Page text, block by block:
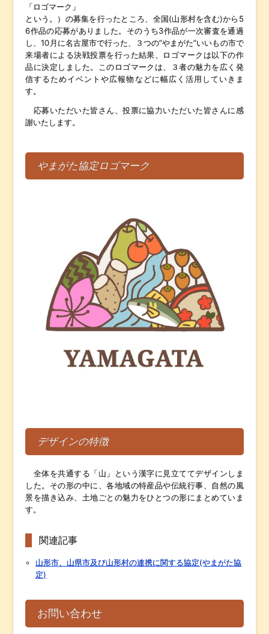
「ロゴマーク」
という。）の募集を行ったところ、全国(山形村を含む)から5
6作品の応募がありました。そのうち3作品が一次審査を通過
し、10月に名古屋市で行った、３つの”やまがた”いいもの市で
来場者による決戦投票を行った結果、ロゴマークは以下の作
品に決定しました。このロゴマークは、３者の魅力を広く発
信するためイベントや広報物などに幅広く活用していきま
す。
応募いただいた皆さん、投票に協力いただいた皆さんに感
謝いたします。
やまがた協定ロゴマーク
デザインの特徴
全体を共通する「山」という漢字に見立ててデザインしま
した。その形の中に、各地域の特産品や伝統行事、自然の風
景を描き込み、土地ごとの魅力をひとつの形にまとめていま
す。
関連記事
山形市、山県市及び山形村の連携に関する協定(やまがた協
定)
お問い合わせ